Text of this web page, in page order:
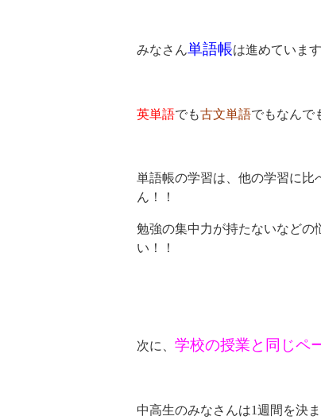
みなさん単語帳は進めていま
英単語でも古文単語でもなんで
単語帳の学習は、他の学習に比
ん！！
勉強の集中力が持たないなどの
い！！
次に、 学校の授業と同じペ
中高生のみなさんは1週間を決